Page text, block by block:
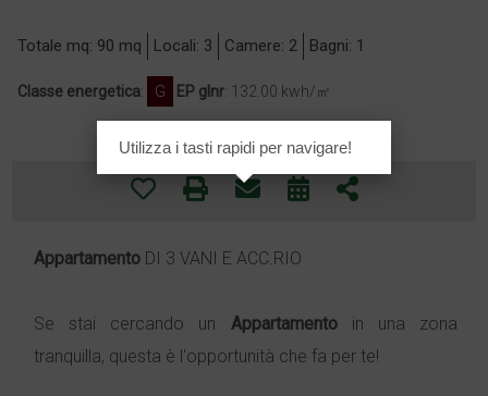
Totale mq: 90 mq Locali: 3 Camere: 2 Bagni: 1
Classe energetica: G EP glnr: 132.00 kwh/㎡
Appartamento DI 3 VANI E ACC.RIO
Se stai cercando un Appartamentoin una zona
tranquilla, questa è l'opportunità che fa per te!
Utilizza i tasti rapidi per navigare!